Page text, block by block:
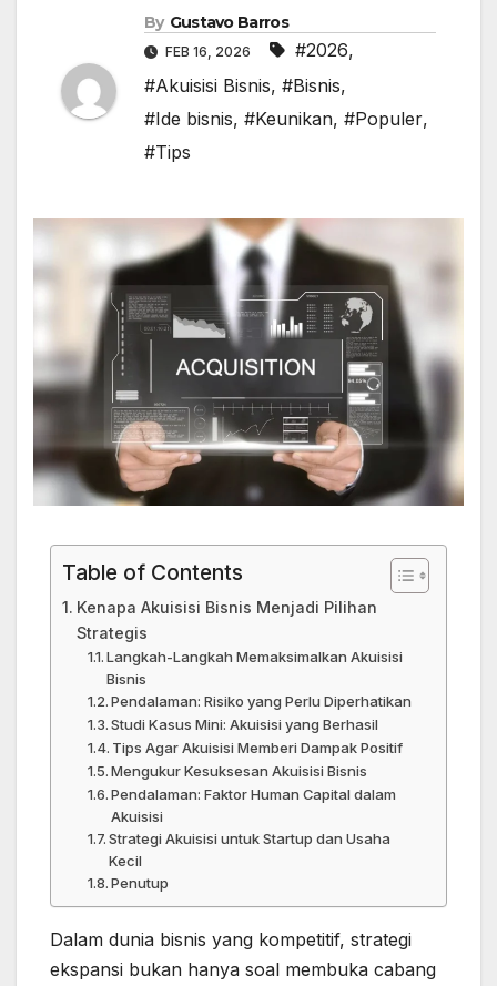
By Gustavo Barros
FEB 16, 2026 #2026,
#Akuisisi Bisnis, #Bisnis,
#Ide bisnis, #Keunikan, #Populer,
#Tips
Table of Contents
Kenapa Akuisisi Bisnis Menjadi Pilihan
Strategis
Langkah-Langkah Memaksimalkan Akuisisi
Bisnis
Pendalaman: Risiko yang Perlu Diperhatikan
Studi Kasus Mini: Akuisisi yang Berhasil
Tips Agar Akuisisi Memberi Dampak Positif
Mengukur Kesuksesan Akuisisi Bisnis
Pendalaman: Faktor Human Capital dalam
Akuisisi
Strategi Akuisisi untuk Startup dan Usaha
Kecil
Penutup
Dalam dunia bisnis yang kompetitif, strategi
ekspansi bukan hanya soal membuka cabang